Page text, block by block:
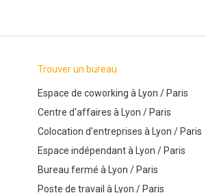
Trouver un bureau
Espace de coworking à Lyon /Paris
Centre d'affaires à Lyon /Paris
Colocation d'entreprises à Lyon /Paris
Espace indépendantà Lyon /Paris
Bureau fermé à Lyon /Paris
Poste de travail à Lyon /Paris